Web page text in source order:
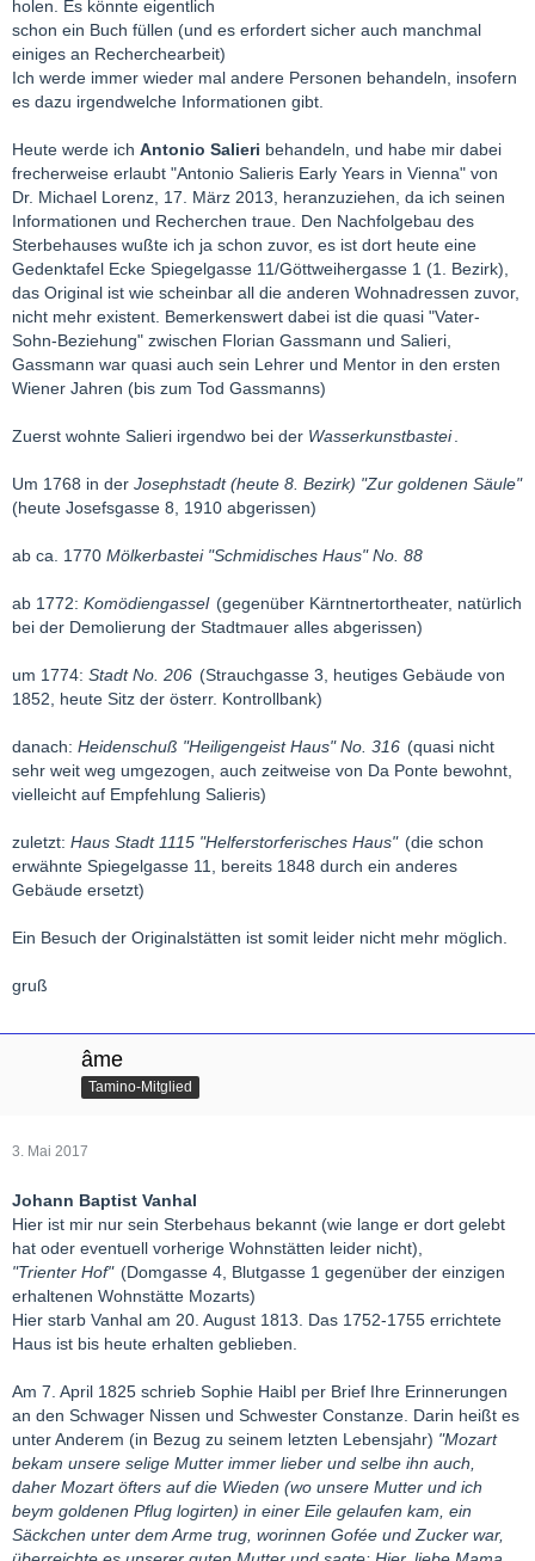
holen. Es könnte eigentlich
schon ein Buch füllen (und es erfordert sicher auch manchmal
einiges an Recherchearbeit)
Ich werde immer wieder mal andere Personen behandeln, insofern
es dazu irgendwelche Informationen gibt.
Heute werde ich Antonio Salieri behandeln, und habe mir dabei
frecherweise erlaubt "Antonio Salieris Early Years in Vienna" von
Dr. Michael Lorenz, 17. März 2013, heranzuziehen, da ich seinen
Informationen und Recherchen traue. Den Nachfolgebau des
Sterbehauses wußte ich ja schon zuvor, es ist dort heute eine
Gedenktafel Ecke Spiegelgasse 11/Göttweihergasse 1 (1. Bezirk),
das Original ist wie scheinbar all die anderen Wohnadressen zuvor,
nicht mehr existent. Bemerkenswert dabei ist die quasi "Vater-
Sohn-Beziehung" zwischen Florian Gassmann und Salieri,
Gassmann war quasi auch sein Lehrer und Mentor in den ersten
Wiener Jahren (bis zum Tod Gassmanns)
Zuerst wohnte Salieri irgendwo bei der Wasserkunstbastei
Um 1768 in der Josephstadt (heute 8. Bezirk) "Zur goldenen Säule"
(heute Josefsgasse 8, 1910 abgerissen)
ab ca. 1770 Mölkerbastei "Schmidisches Haus" No. 88
ab 1772: Komödiengassel (gegenüber Kärntnertortheater, natürlich
bei der Demolierung der Stadtmauer alles abgerissen)
um 1774: Stadt No. 206 (Strauchgasse 3, heutiges Gebäude von
1852, heute Sitz der österr. Kontrollbank)
danach: Heidenschuß "Heiligengeist Haus" No. 316 (quasi nicht
sehr weit weg umgezogen, auch zeitweise von Da Ponte bewohnt,
vielleicht auf Empfehlung Salieris)
zuletzt: Haus Stadt 1115 "Helferstorferisches Haus" (die schon
erwähnte Spiegelgasse 11, bereits 1848 durch ein anderes
Gebäude ersetzt)
Ein Besuch der Originalstätten ist somit leider nicht mehr möglich.
gruß
âme
Tamino-Mitglied
3. Mai 2017
Johann Baptist Vanhal
Hier ist mir nur sein Sterbehaus bekannt (wie lange er dort gelebt
hat oder eventuell vorherige Wohnstätten leider nicht),
"Trienter Hof" (Domgasse 4, Blutgasse 1 gegenüber der einzigen
erhaltenen Wohnstätte Mozarts)
Hier starb Vanhal am 20. August 1813. Das 1752-1755 errichtete
Haus ist bis heute erhalten geblieben.
Am 7. April 1825 schrieb Sophie Haibl per Brief Ihre Erinnerungen
an den Schwager Nissen und Schwester Constanze. Darin heißt es
unter Anderem (in Bezug zu seinem letzten Lebensjahr) "Mozart
bekam unsere selige Mutter immer lieber und selbe ihn auch,
daher Mozart öfters auf die Wieden (wo unsere Mutter und ich
beym goldenen Pflug logirten) in einer Eile gelaufen kam, ein
Säckchen unter dem Arme trug, worinnen Gofée und Zucker war,